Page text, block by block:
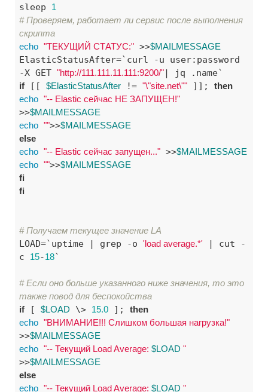
sleep 1
# Проверяем, работает ли сервис после выполнения
скрипта
echo "ТЕКУЩИЙ СТАТУС:" >>$MAILMESSAGE
ElasticStatusAfter=`curl -u user:password
-X GET "http://111.111.11.111:9200/"
if [[ $ElasticStatusAfter != "\"site.net\"" ]]; then
echo "-- Elastic сейчас НЕ ЗАПУЩЕН!"
>>$MAILMESSAGE
echo "">>$MAILMESSAGE
else
echo "-- Elastic сейчас запущен..." >>$MAILMESSAGE
echo "">>$MAILMESSAGE
fi
fi
# Получаем текущее значение LA
LOAD=`uptime | grep -o 'load average.*'
| cut -
c 15-18`
# Если оно больше указанного ниже значения, то это
также повод для беспокойства
if [ $LOAD \> 15.0 ]; then
echo "ВНИМАНИЕ!!! Слишком большая нагрузка!"
>>$MAILMESSAGE
echo "-- Текущий Load Average: $LOAD "
>>$MAILMESSAGE
else
echo "-- Текущий Load Average: $LOAD "